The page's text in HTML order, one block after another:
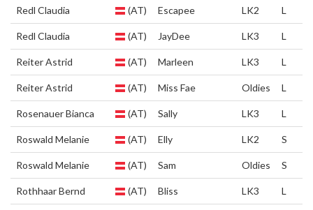
Redl Claudia (AT) Escapee LK2 L
Redl Claudia (AT) JayDee LK3 L
Reiter Astrid (AT) Marleen LK3 L
Reiter Astrid (AT) Miss Fae Oldies L
Rosenauer Bianca (AT) Sally LK3 L
Roswald Melanie (AT) Elly LK2 S
Roswald Melanie (AT) Sam Oldies S
Rothhaar Bernd (AT) Bliss LK3 L